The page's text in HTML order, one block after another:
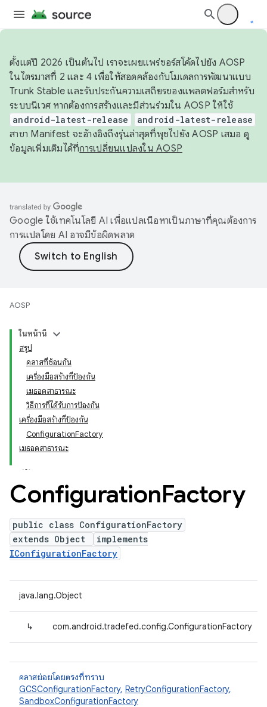
ตั้งแต่ปี 2026 เป็นต้นไป เราจะเผยแพร่ซอร์สโค้ดไปยัง AOSP
ในไตรมาสที่ 2 และ 4 เพื่อให้สอดคล้องกับโมเดลการพัฒนาแบบ
Trunk Stable และรับประกันความเสถียรของแพลตฟอร์มสำหรับ
ระบบนิเวศ หากต้องการสร้างและมีส่วนร่วมใน AOSP ให้ใช้
android-latest-release android-latest-release
สาขา Manifest จะอ้างอิงถึงรุ่นล่าสุดที่พุชไปยัง AOSP เสมอ ดู
ข้อมูลเพิ่มเติมได้ที่การเปลี่ยนแปลงใน AOSP
Google ใช้เทคโนโลยี AI เพื่อแปลเนื้อหาเป็นภาษาที่คุณต้องการ
การแปลโดย AI อาจมีข้อผิดพลาด
AOSP
ในหน้านี้
สรุป
คลาสที่ซ้อนกัน
เครื่องมือสร้างที่ป้องกัน
เมธอดสาธารณะ
วิธีการที่ได้รับการป้องกัน
เครื่องมือสร้างที่ป้องกัน
ConfigurationFactory
เมธอดสาธารณะ
ConfigurationFactory
public class ConfigurationFactory
extends Object
implements
IConfigurationFactory
java.lang.Object
↳ com.android.tradefed.config.ConfigurationFactory
คลาสย่อยโดยตรงที่ทราบ
GCSConfigurationFactory, RetryConfigurationFactory,
SandboxConfigurationFactory